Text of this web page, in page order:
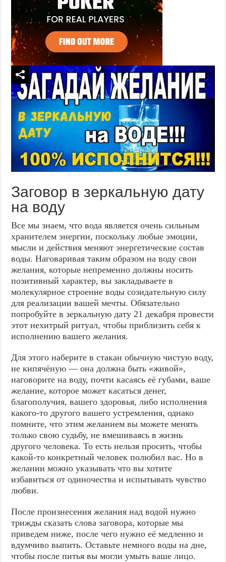
Заговор в зеркальную дату
на воду
Все мы знаем, что вода является очень сильным
хранителем энергии, поскольку любые эмоции,
мысли и действия меняют энергетические состав
воды. Наговаривая таким образом на воду свои
желания, которые непременно должны носить
позитивный характер, вы закладываете в
молекулярное строение воды созидательную силу
для реализации вашей мечты. Обязательно
попробуйте в зеркальную дату 21 декабря провести
этот нехитрый ритуал, чтобы приблизить себя к
исполнению вашего желания.
Для этого наберите в стакан обычную чистую воду,
не кипячёную — она должна быть «живой»,
наговорите на воду, почти касаясь её губами, ваше
желание, которое может касаться денег,
благополучия, вашего здоровья, либо исполнения
какого-то другого вашего устремления, однако
помните, что этим желанием вы можете менять
только свою судьбу, не вмешиваясь в жизнь
другого человека. То есть нельзя просить, чтобы
какой-то конкретный человек полюбил вас. Но в
желании можно указывать что вы хотите
избавиться от одиночества и испытывать чувство
любви.
После произнесения желания над водой нужно
трижды сказать слова заговора, которые мы
приведем ниже, после чего нужно её медленно и
вдумчиво выпить. Оставьте немного воды на дне,
чтобы после питья вы могли умыть ваше лицо.